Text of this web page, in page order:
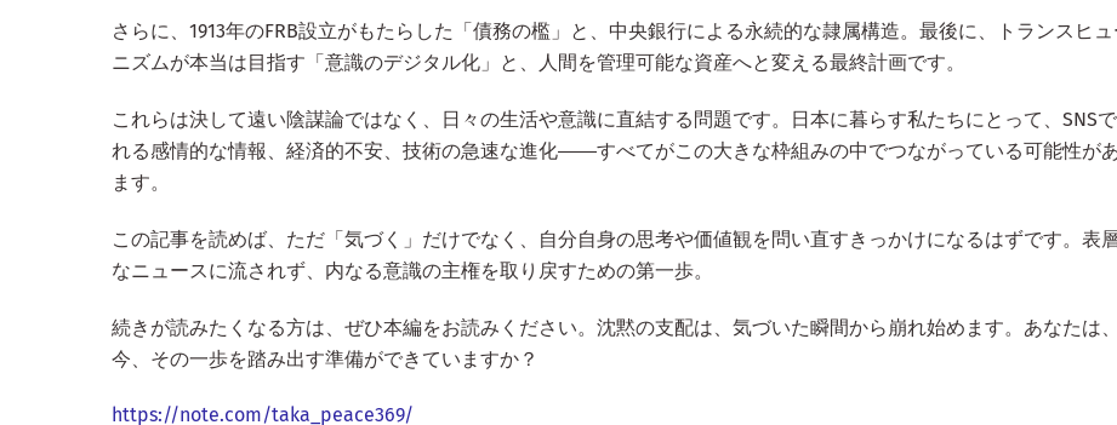
さらに、1913年のFRB設立がもたらした「債務の檻」と、中央銀行による永続的な隷属構造。最後に、トランスヒ
ニズムが本当は目指す「意識のデジタル化」と、人間を管理可能な資産へと変える最終計画です。
これらは決して遠い陰謀論ではなく、日々の生活や意識に直結する問題です。日本に暮らす私たちにとって、SNS
れる感情的な情報、経済的不安、技術の急速な進化――すべてがこの大きな枠組みの中でつながっている可能性が
ます。
この記事を読めば、ただ「気づく」だけでなく、自分自身の思考や価値観を問い直すきっかけになるはずです。表
なニュースに流されず、内なる意識の主権を取り戻すための第一歩。
続きが読みたくなる方は、ぜひ本編をお読みください。沈黙の支配は、気づいた瞬間から崩れ始めます。あなたは、
今、その一歩を踏み出す準備ができていますか？
https://note.com/taka_peace369/